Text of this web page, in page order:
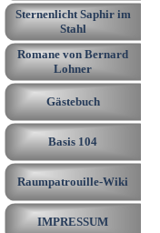
Sternenlicht Saphir im
Stahl
Romane von Bernard
Lohner
Gästebuch
Basis 104
Raumpatrouille-Wiki
IMPRESSUM